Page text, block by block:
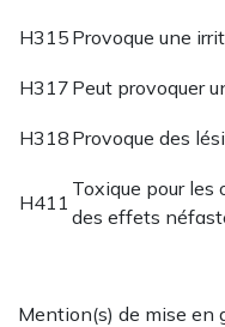
H315 Provoque une
H317 Peut provoquer
H318 Provoque des
H411
Toxique pour les
des effets
Mention(s) de mise en